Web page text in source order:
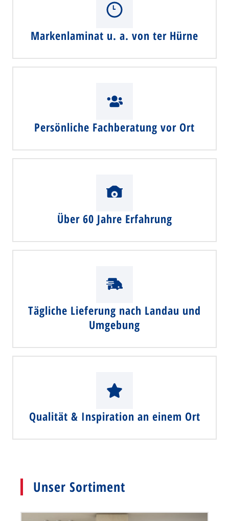
Markenlaminat u. a. von ter Hürne
Persönliche Fachberatung vor Ort
Über 60 Jahre Erfahrung
Tägliche Lieferung nach Landau und
Umgebung
Qualität & Inspiration an einem Ort
Unser Sortiment